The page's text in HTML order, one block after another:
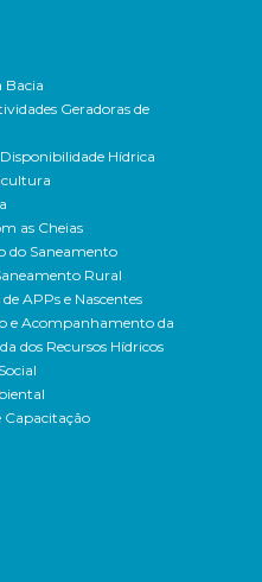
Bacia
Geradoras de
Hídrica
as Cheias
do Saneamento
Rural
APPs e Nascentes
e Acompanhamento da
dos Recursos Hídricos
Capacitação